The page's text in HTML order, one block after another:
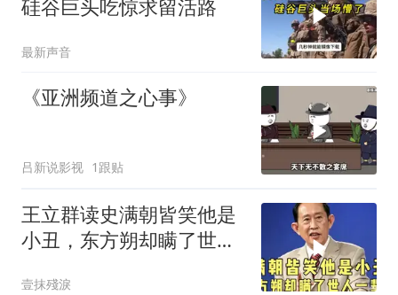
硅谷巨头吃惊求留活路
最新声音
《亚洲频道之心事》
吕新说影视 1跟贴
王立群读史满朝皆笑他是
小丑，东方朔却瞒了世人
壹抹殘淚